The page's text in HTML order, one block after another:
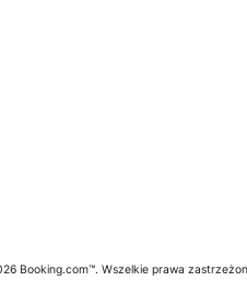
Booking.com™. Wszelkie prawa